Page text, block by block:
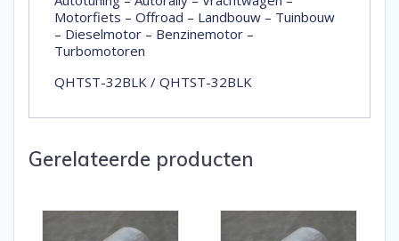
Motorfiets – Offroad – Landbouw – Tuinbouw
– Dieselmotor – Benzinemotor –
Turbomotoren
QHTST-32BLK / QHTST-32BLK
Gerelateerde producten